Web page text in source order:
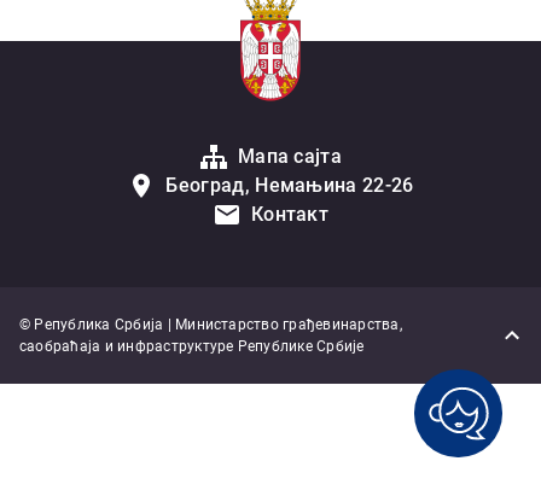
Мапа сајта
Београд, Немањина 22-26
Контакт
© Република Србија | Министарство грађевинарства,
саобраћаја и инфраструктуре Републике Србије